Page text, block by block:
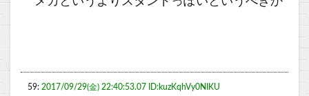
59: 2017/09/29(金) 22:40:53.07 ID:kuzKqhVy0NIKU